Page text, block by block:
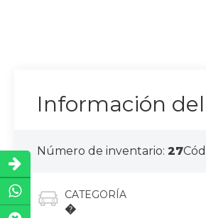
Información
Número de inventario:27
CATEGORÍA
�